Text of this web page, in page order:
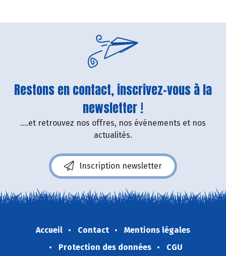
Restons en contact, inscrivez-vous à la
newsletter !
....et retrouvez nos offres, nos événements et nos
actualités.
Inscription newsletter
Accueil Contact
Mentions légales
Protection des données
CGU